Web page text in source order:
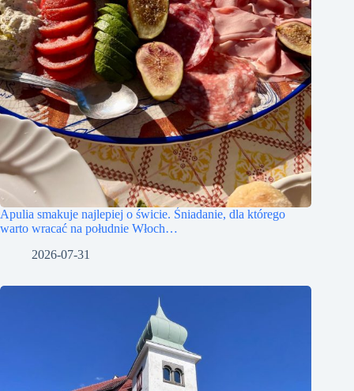
Apulia smakuje najlepiej o świcie. Śniadanie, dla którego
warto wracać na południe Włoch…
2026-07-31